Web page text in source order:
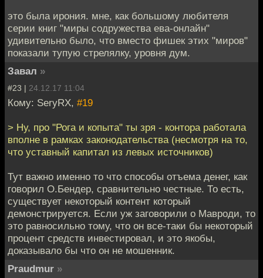
это была ирония. мне, как большому любителя
серии книг "миры содружества ева-онлайн"
удивительно было, что вместо фишек этих "миров"
показали тупую стрелялку, уровня дум.
Завал »
#23 | 24.12.17 11:04
Кому: SeryRX, #19
> Ну, про "Рога и копыта" ты зря - контора работала
вполне в рамках законодательства (несмотря на то,
что уставный капитал из левых источников)
Тут важно именно то что способы отъема денег, как
говорил О.Бендер, сравнительно честные. То есть,
существует некоторый контент который
демонстрируется. Если уж заговорили о Мавроди, то
это равносильно тому, что он все-таки бы некоторый
процент средств инвестировал, и это якобы,
доказывало бы что он не мошенник.
Praudmur »